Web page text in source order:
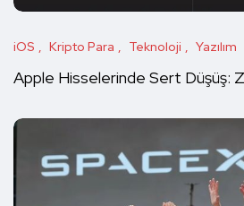
iOS Kripto Para Teknoloji Yazılım
Apple Hisselerinde Sert Düşüş: